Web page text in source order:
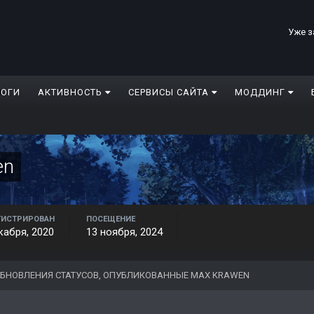
Уже
АКТИВНОСТЬ СЕРВИСЫ САЙТА МОДДИНГ
2020
ПОСЕЩЕНИЕ
13 ноября, 2024
СТАТУСОВ, ОПУБЛИКОВАННЫЕ MAX KRAWEN